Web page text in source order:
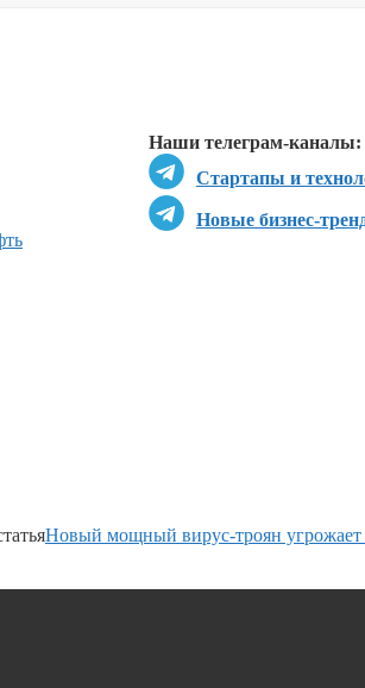
Наши телеграм-каналы:
Стартапы и
Новые бизнес-
Новый мощный вирус-троян угрожает